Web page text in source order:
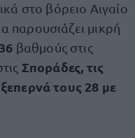
στο βόρειο Αιγαίο
μικρή
βαθμούς στις
Σποράδες, τις
τους 28 με